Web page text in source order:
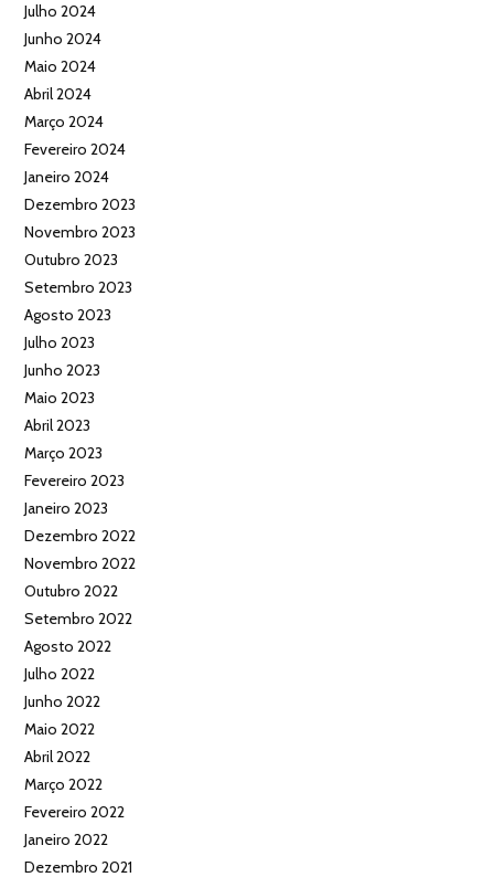
Julho 2024
Junho 2024
Maio 2024
Abril 2024
Março 2024
Fevereiro 2024
Janeiro 2024
Dezembro 2023
Novembro 2023
Outubro 2023
Setembro 2023
Agosto 2023
Julho 2023
Junho 2023
Maio 2023
Abril 2023
Março 2023
Fevereiro 2023
Janeiro 2023
Dezembro 2022
Novembro 2022
Outubro 2022
Setembro 2022
Agosto 2022
Julho 2022
Junho 2022
Maio 2022
Abril 2022
Março 2022
Fevereiro 2022
Janeiro 2022
Dezembro 2021